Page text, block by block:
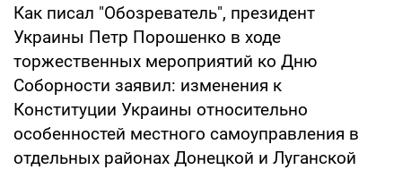
Как писал "Обозреватель", президент
Украины Петр Порошенко в ходе
торжественных мероприятий ко Дню
Соборности заявил: изменения к
Конституции Украины относительно
особенностей местного самоуправления в
отдельных районах Донецкой и Луганской